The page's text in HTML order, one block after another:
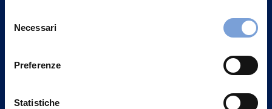
può trovare nel footer del sito nella sezione "Informativa
delNecessari
Preferenze
Statistiche